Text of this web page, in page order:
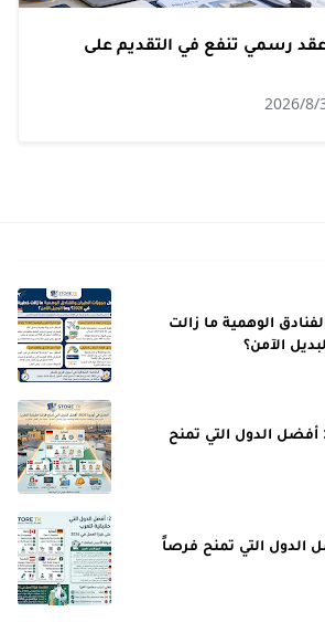
رسمي تنفع في التقديم على
2026/8/
الوهمية ما زالت
في أوروبا 2026: أفضل الدول التي تمنح
2026: أفضل الدول التي تمنح فرصاً